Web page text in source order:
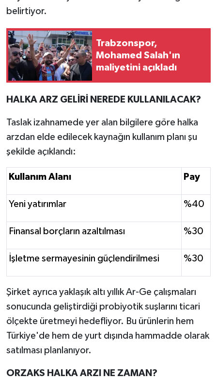
belirtiyor.
Trabzonspor,
Mohamed Salah'ın
maliyetini açıkladı
HALKA ARZ GELİRİ NEREDE KULLANILACAK?
Taslak izahnamede yer alan bilgilere göre halka
arzdan elde edilecek kaynağın kullanım planı şu
şekilde açıklandı:
Kullanım Alanı Pay
Yeni yatırımlar %40
Finansal borçların azaltılması %30
İşletme sermayesinin güçlendirilmesi %30
Şirket ayrıca yaklaşık altı yıllık Ar-Ge çalışmaları
sonucunda geliştirdiği probiyotik suşlarını ticari
ölçekte üretmeyi hedefliyor. Bu ürünlerin hem
Türkiye'de hem de yurt dışında hammadde olarak
satılması planlanıyor.
ORZAKS HALKA ARZI NE ZAMAN?